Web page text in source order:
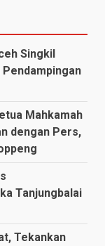
Singkil
Mahkamah
dengan Pers,
Tanjungbalai
Tekankan